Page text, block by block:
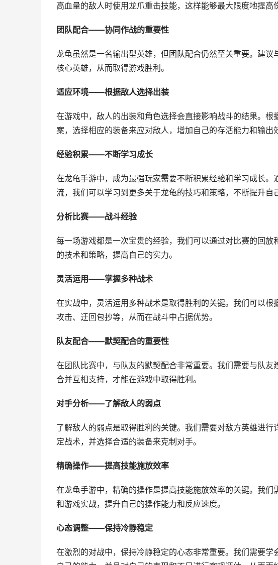
高血量的敌人时使用龙爪重击技能，这样能够最大限度地提高
团队配合——协同作战的重要性
龙龟虽然是一名输出型英雄，但团队配合仍然至关重要。建
核心英雄，从而取得游戏胜利。
适应环境——根据敌人选择出装
在游戏中，敌人的出装和角色选择会直接影响战斗的结果。
案，选择相应的装备来应对敌人，增加自己的存活能力和输出
经验积累——不断学习成长
在龙龟手游中，成为最强玩家需要不断积累经验和学习成长
流，我们可以学习到更多关于龙龟的技巧和策略，不断提升自
分析比赛——战斗经验
每一场游戏都是一次宝贵的经验，我们可以通过对比赛的回
的技术和策略，提高自己的实力。
灵活运用——掌握多种战术
在实战中，灵活运用多种战术是取得胜利的关键。我们可以
攻击、迂回包抄等，从而在战斗中占据优势。
队友配合——默契配合的重要性
在团队比赛中，与队友的默契配合非常重要。我们需要与队
合并互相支持，才能在游戏中取得胜利。
对手分析——了解敌人的弱点
了解敌人的弱点是取得胜利的关键。我们需要对敌方英雄进
定战术，并选择合适的装备来克制对手。
精确操作——提高技能施放效率
在龙龟手游中，精确的操作是提高技能施放效率的关键。我
和游戏实战，提升自己的操作能力和反应速度。
心态调整——保持冷静稳定
在激烈的对战中，保持冷静稳定的心态非常重要。我们需要